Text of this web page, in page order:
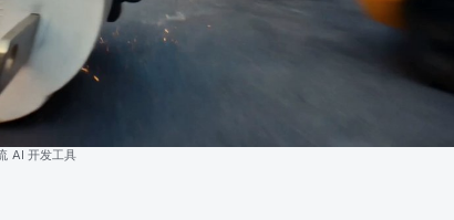
AI 开发工具